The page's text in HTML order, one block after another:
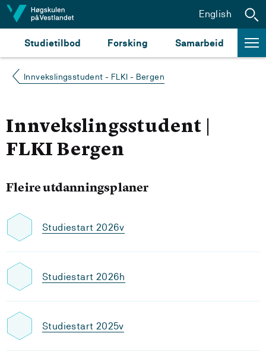
Hopp til innhald
Studietilbod Forsking Samarbeid
English
Innvekslingsstudent - FLKI - Bergen
Innvekslingsstudent |
FLKI Bergen
Fleire utdanningsplaner
Studiestart 2026v
Studiestart 2026h
Studiestart 2025v